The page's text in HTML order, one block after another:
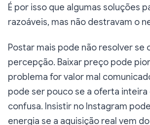
É por isso que algumas soluções
razoáveis, mas não destravam o
Postar mais pode não resolver se
percepção. Baixar preço pode
problema for valor mal
pode ser pouco se a oferta
confusa. Insistir no Instagram
energia se a aquisição real vem